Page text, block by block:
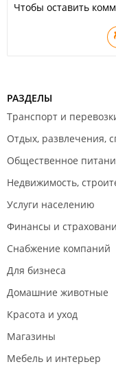
Чтобы оставить
РАЗДЕЛЫ
Транспорт и
Отдых, развлечения,
Общественное
Недвижимость,
Услуги населению
Финансы и
Снабжение компаний
Для бизнеса
Домашние животные
Красота и уход
Магазины
Мебель и интерьер